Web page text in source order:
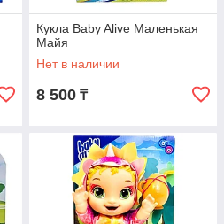
Кукла Baby Alive Маленькая
Майя
Нет в наличии
8 500 ₸